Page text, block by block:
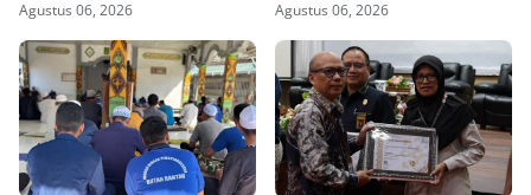
Sidang Pembacaan Putusan
Banding
Agustus 06, 2026
Kemandirian
Agustus 06, 2026